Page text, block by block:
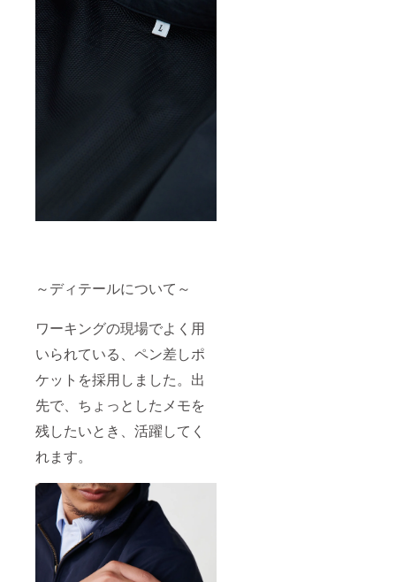
～ディテールについて～
ワーキングの現場でよく用
いられている、ペン差しポ
ケットを採用しました。出
先で、ちょっとしたメモを
残したいとき、活躍してく
れます。